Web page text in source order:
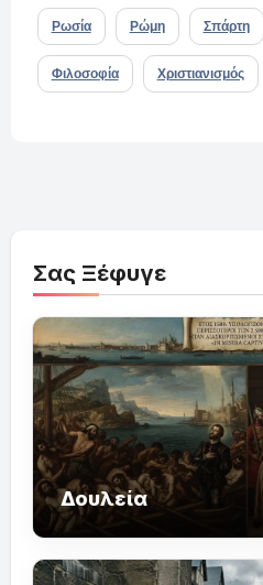
Ρωσία Ρώμη Σπάρτη
Φιλοσοφία Χριστιανισμός
Σας Ξέφυγε
Δουλεία